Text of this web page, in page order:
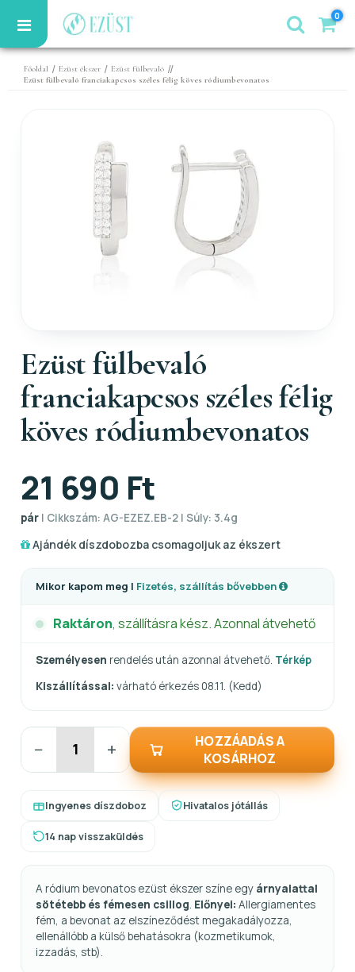
0
Főoldal / Ezüst ékszer / Ezüst fülbevaló //
Ezüst fülbevaló franciakapcsos széles félig köves ródiumbevonatos
Ezüst fülbevaló
franciakapcsos széles félig
köves ródiumbevonatos
21 690 Ft
pár | Cikkszám: AG-EZEZ.EB-2 | Súly: 3.4g
Ajándék díszdobozba csomagoljuk az ékszert
Mikor kapom meg | Fizetés, szállítás bővebben
Raktáron, szállításra kész. Azonnal átvehető
Személyesen rendelés után azonnal átvehető. Térkép
Kiszállítással: várható érkezés 08.11. (Kedd)
− +
HOZZÁADÁS A
KOSÁRHOZ
Ingyenes díszdoboz Hivatalos jótállás
14 nap visszaküldés
A ródium bevonatos ezüst ékszer színe egy árnyalattal
sötétebb és fémesen csillog. Előnyei: Allergiamentes
fém, a bevonat az elszíneződést megakadályozza,
ellenállóbb a külső behatásokra (kozmetikumok,
izzadás, stb).